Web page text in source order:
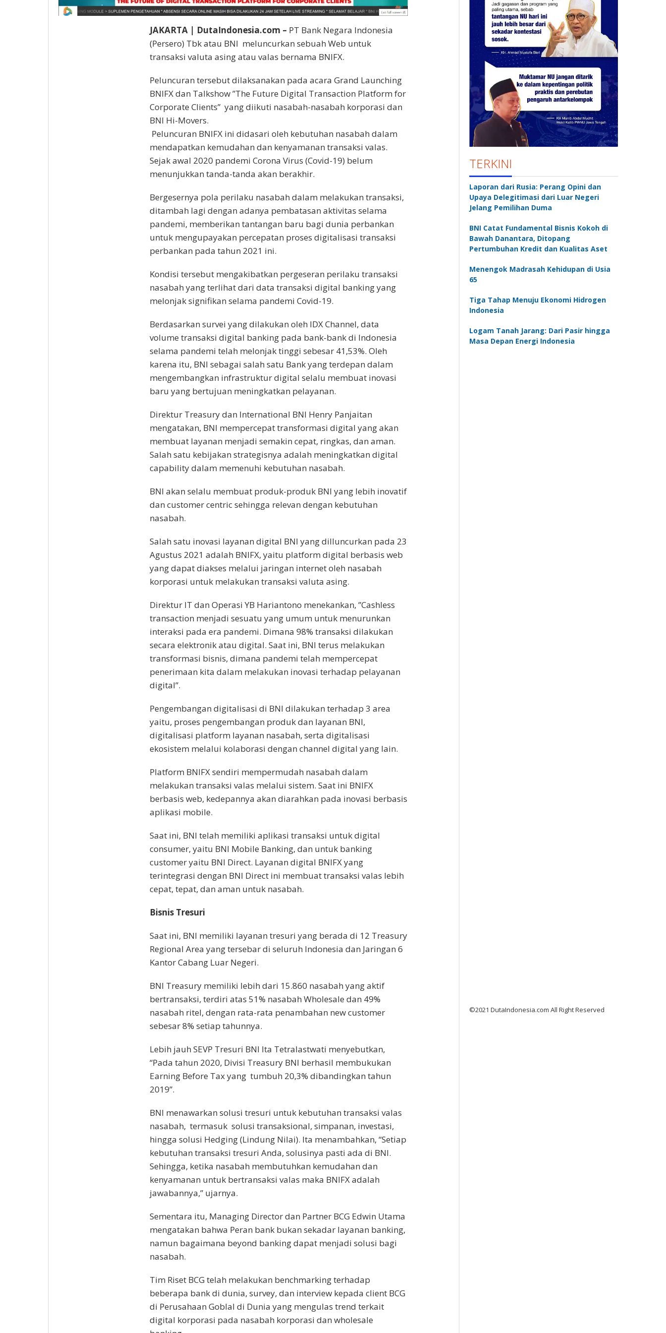
JAKARTA | DutaIndonesia.com – PT Bank Negara Indonesia
(Persero) Tbk atau BNI meluncurkan sebuah Web untuk
transaksi valuta asing atau valas bernama BNIFX.
Peluncuran tersebut dilaksanakan pada acara Grand Launching
BNIFX dan Talkshow ”The Future Digital Transaction Platform for
Corporate Clients” yang diikuti nasabah-nasabah korporasi dan
BNI Hi-Movers.
Peluncuran BNIFX ini didasari oleh kebutuhan nasabah dalam
mendapatkan kemudahan dan kenyamanan transaksi valas.
Sejak awal 2020 pandemi Corona Virus (Covid-19) belum
menunjukkan tanda-tanda akan berakhir.
Bergesernya pola perilaku nasabah dalam melakukan transaksi,
ditambah lagi dengan adanya pembatasan aktivitas selama
pandemi, memberikan tantangan baru bagi dunia perbankan
untuk mengupayakan percepatan proses digitalisasi transaksi
perbankan pada tahun 2021 ini.
Kondisi tersebut mengakibatkan pergeseran perilaku transaksi
nasabah yang terlihat dari data transaksi digital banking yang
melonjak signifikan selama pandemi Covid-19.
Berdasarkan survei yang dilakukan oleh IDX Channel, data
volume transaksi digital banking pada bank-bank di Indonesia
selama pandemi telah melonjak tinggi sebesar 41,53%. Oleh
karena itu, BNI sebagai salah satu Bank yang terdepan dalam
mengembangkan infrastruktur digital selalu membuat inovasi
baru yang bertujuan meningkatkan pelayanan.
Direktur Treasury dan International BNI Henry Panjaitan
mengatakan, BNI mempercepat transformasi digital yang akan
membuat layanan menjadi semakin cepat, ringkas, dan aman.
Salah satu kebijakan strategisnya adalah meningkatkan digital
capability dalam memenuhi kebutuhan nasabah.
BNI akan selalu membuat produk-produk BNI yang lebih inovatif
dan customer centric sehingga relevan dengan kebutuhan
nasabah.
Salah satu inovasi layanan digital BNI yang dilluncurkan pada 23
Agustus 2021 adalah BNIFX, yaitu platform digital berbasis web
yang dapat diakses melalui jaringan internet oleh nasabah
korporasi untuk melakukan transaksi valuta asing.
Direktur IT dan Operasi YB Hariantono menekankan, ”Cashless
transaction menjadi sesuatu yang umum untuk menurunkan
interaksi pada era pandemi. Dimana 98% transaksi dilakukan
secara elektronik atau digital. Saat ini, BNI terus melakukan
transformasi bisnis, dimana pandemi telah mempercepat
penerimaan kita dalam melakukan inovasi terhadap pelayanan
digital”.
Pengembangan digitalisasi di BNI dilakukan terhadap 3 area
yaitu, proses pengembangan produk dan layanan BNI,
digitalisasi platform layanan nasabah, serta digitalisasi
ekosistem melalui kolaborasi dengan channel digital yang lain.
Platform BNIFX sendiri mempermudah nasabah dalam
melakukan transaksi valas melalui sistem. Saat ini BNIFX
berbasis web, kedepannya akan diarahkan pada inovasi berbasis
aplikasi mobile.
Saat ini, BNI telah memiliki aplikasi transaksi untuk digital
consumer, yaitu BNI Mobile Banking, dan untuk banking
customer yaitu BNI Direct. Layanan digital BNIFX yang
terintegrasi dengan BNI Direct ini membuat transaksi valas lebih
cepat, tepat, dan aman untuk nasabah.
Bisnis Tresuri
Saat ini, BNI memiliki layanan tresuri yang berada di 12 Treasury
Regional Area yang tersebar di seluruh Indonesia dan Jaringan 6
Kantor Cabang Luar Negeri.
BNI Treasury memiliki lebih dari 15.860 nasabah yang aktif
bertransaksi, terdiri atas 51% nasabah Wholesale dan 49%
nasabah ritel, dengan rata-rata penambahan new customer
sebesar 8% setiap tahunnya.
Lebih jauh SEVP Tresuri BNI Ita Tetralastwati menyebutkan,
“Pada tahun 2020, Divisi Treasury BNI berhasil membukukan
Earning Before Tax yang tumbuh 20,3% dibandingkan tahun
2019”.
BNI menawarkan solusi tresuri untuk kebutuhan transaksi valas
nasabah, termasuk solusi transaksional, simpanan, investasi,
hingga solusi Hedging (Lindung Nilai). Ita menambahkan, “Setiap
kebutuhan transaksi tresuri Anda, solusinya pasti ada di BNI.
Sehingga, ketika nasabah membutuhkan kemudahan dan
kenyamanan untuk bertransaksi valas maka BNIFX adalah
jawabannya,” ujarnya.
Sementara itu, Managing Director dan Partner BCG Edwin Utama
mengatakan bahwa Peran bank bukan sekadar layanan banking,
namun bagaimana beyond banking dapat menjadi solusi bagi
nasabah.
Tim Riset BCG telah melakukan benchmarking terhadap
beberapa bank di dunia, survey, dan interview kepada client BCG
di Perusahaan Goblal di Dunia yang mengulas trend terkait
digital korporasi pada nasabah korporasi dan wholesale
TERKINI
Laporan dari Rusia: Perang Opini dan
Upaya Delegitimasi dari Luar Negeri
Jelang Pemilihan Duma
BNI Catat Fundamental Bisnis Kokoh di
Bawah Danantara, Ditopang
Pertumbuhan Kredit dan Kualitas Aset
Menengok Madrasah Kehidupan di Usia
65
Tiga Tahap Menuju Ekonomi Hidrogen
Indonesia
Logam Tanah Jarang: Dari Pasir hingga
Masa Depan Energi Indonesia
©2021 DutaIndonesia.com All Right Reserved